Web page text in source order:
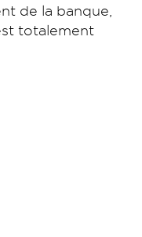
de la banque,
totalement